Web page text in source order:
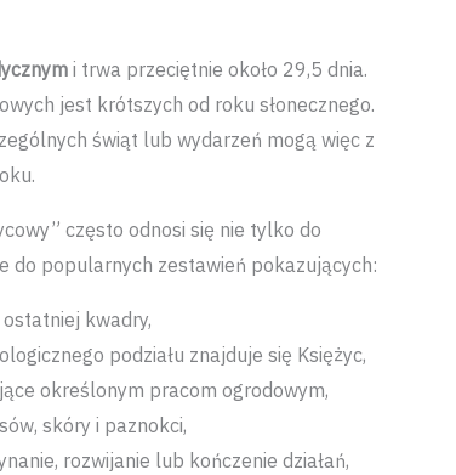
i trwa przeciętnie około 29,5 dnia.
jest krótszych od roku słonecznego.
świąt lub wydarzeń mogą więc z
często odnosi się nie tylko do
do popularnych zestawień pokazujących:
kwadry,
podziału znajduje się Księżyc,
określonym pracom ogrodowym,
skóry i paznokci,
rozwijanie lub kończenie działań,